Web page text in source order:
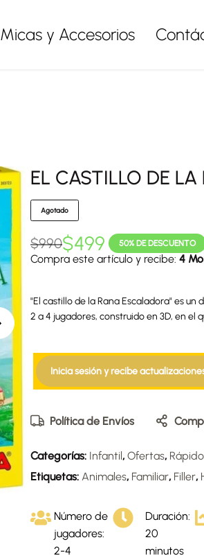
Micas y Accesorios
EL CASTILLO DE
Agotado
$990$499 50% DE DESCUENTO
Compra este artículo y recibe: 4
"El castillo de la Rana Escaladora" es
2 a 4 jugadores, construido en 3D, en el
Inicia sesión y recibe
Política de Envíos
Categorías: Infantil, Ofertas, Rápido
Etiquetas: Animales, Familiar, Filler,
Número de
jugadores:
2-4
Duración:
20
minutos